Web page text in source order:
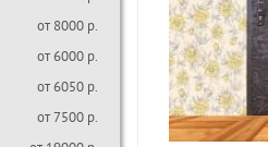
от 8000 р.
от 6000 р.
от 6050 р.
от 7500 р.